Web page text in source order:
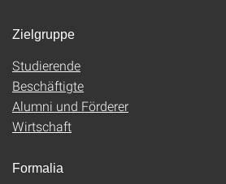
Zielgruppe
Studierende
Beschäftigte
Alumni und Förderer
Wirtschaft
Formalia